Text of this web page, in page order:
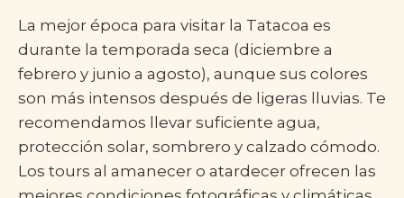
La mejor época para visitar la Tatacoa es
durante la temporada seca (diciembre a
febrero y junio a agosto), aunque sus colores
son más intensos después de ligeras lluvias. Te
recomendamos llevar suficiente agua,
protección solar, sombrero y calzado cómodo.
Los tours al amanecer o atardecer ofrecen las